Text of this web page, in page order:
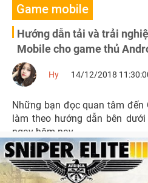
Game mobile
Hướng dẫn tải và trải
Mobile cho game thủ
Hy 14/12/2018
Những bạn đọc quan tâm
làm theo hướng dẫn bên dưới
ngay hôm nay.